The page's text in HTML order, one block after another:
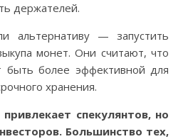
держателей.
альтернативу — запустить
монет. Они считают, что
быть более эффективной для
хранения.
спекулянтов, но
Большинство тех,